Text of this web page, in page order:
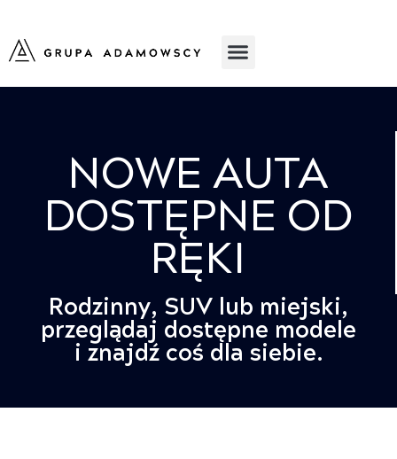
NOWE AUTA
DOSTĘPNE OD
RĘKI
Rodzinny, SUV lub miejski,
przeglądaj dostępne modele
i znajdź coś dla siebie.